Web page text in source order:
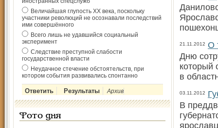
Величайшая глупость ХХ века, поскольку
участники революций не осознавали последствий
ими совершённого
Всего лишь не удавшийся социальный
эксперимент
Следствие преступной слабости
государственной власти
Неудачное стечение обстоятельств, при
котором события развивались спонтанно
Архив
Фото дня
21.11.2012
О
Дню
который
в
03.11.2012
В